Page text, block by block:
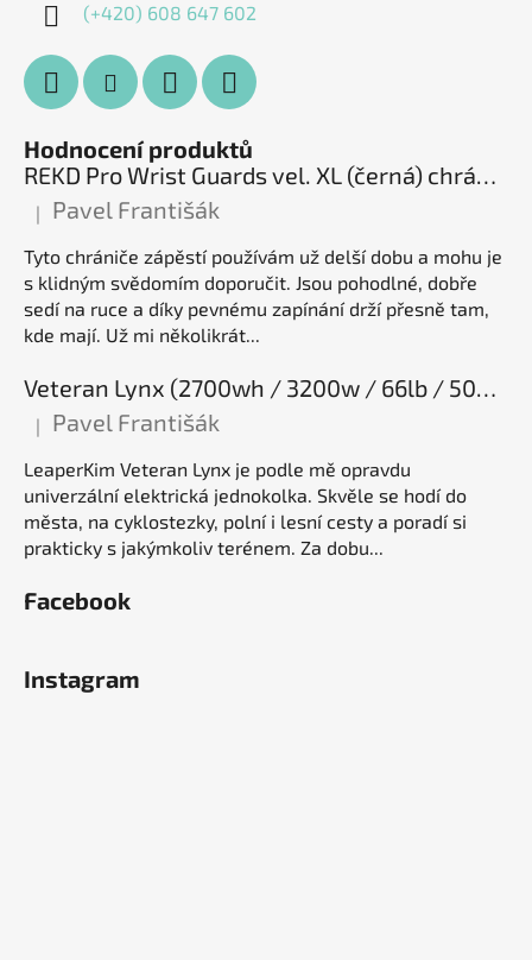
(+420) 608 647 602
Hodnocení produktů
REKD Pro Wrist Guards vel. XL (černá) chrániče zápěstí
Hodnocení produktu je 5 z 5 hvězdiček.
| Pavel Františák
Tyto chrániče zápěstí používám už delší dobu a mohu je
s klidným svědomím doporučit. Jsou pohodlné, dobře
sedí na ruce a díky pevnému zapínání drží přesně tam,
kde mají. Už mi několikrát...
Veteran Lynx (2700wh / 3200w / 66lb / 50E), elektrická jednokolka
Hodnocení produktu je 5 z 5 hvězdiček.
| Pavel Františák
LeaperKim Veteran Lynx je podle mě opravdu
univerzální elektrická jednokolka. Skvěle se hodí do
města, na cyklostezky, polní i lesní cesty a poradí si
prakticky s jakýmkoliv terénem. Za dobu...
Facebook
Instagram